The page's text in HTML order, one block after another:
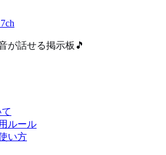
が話せる掲示板🎵
ルール
い方